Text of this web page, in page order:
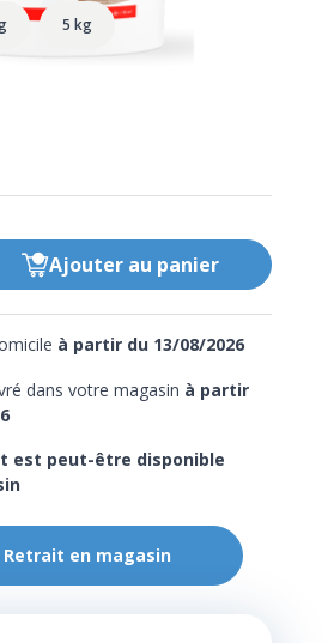
5 kg
Ajouter au panier
dans votre magasin à partir
à partir du 13/08/2026
est peut-être disponible
Retrait en magasin